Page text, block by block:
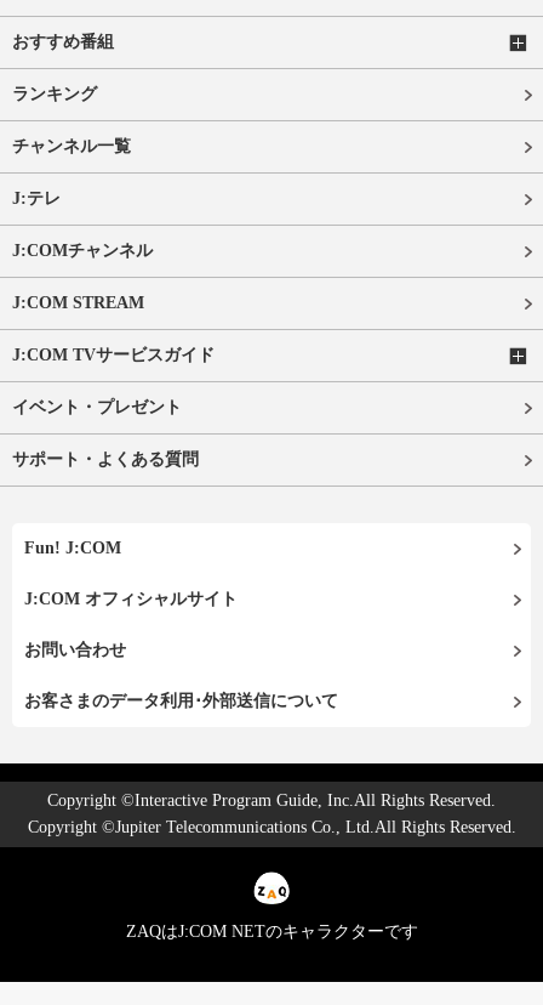
おすすめ番組
ランキング
チャンネル一覧
J:テレ
J:COMチャンネル
J:COM STREAM
J:COM TVサービスガイド
イベント・プレゼント
サポート・よくある質問
Fun! J:COM
J:COM オフィシャルサイト
お問い合わせ
お客さまのデータ利用･外部送信について
Copyright ©Interactive Program Guide, Inc.All Rights Reserved.
Copyright ©Jupiter Telecommunications Co., Ltd.All Rights Reserved.
ZAQはJ:COM NETのキャラクターです